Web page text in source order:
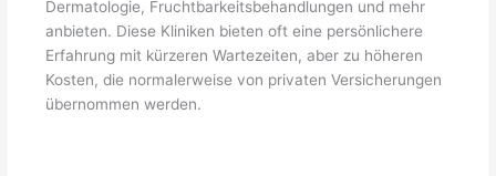
Dermatologie, Fruchtbarkeitsbehandlungen und mehr
anbieten. Diese Kliniken bieten oft eine persönlichere
Erfahrung mit kürzeren Wartezeiten, aber zu höheren
Kosten, die normalerweise von privaten Versicherungen
übernommen werden.